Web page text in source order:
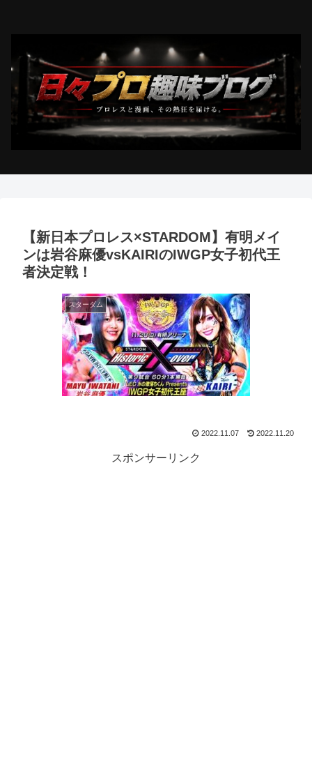
【新日本プロレス×STARDOM】有明メイ
ンは岩谷麻優vsKAIRIのIWGP女子初代王
者決定戦！
スターダム
2022.11.07 2022.11.20
スポンサーリンク